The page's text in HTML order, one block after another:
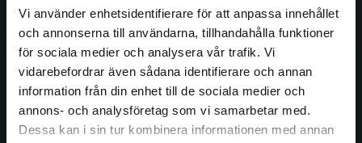
Vi använder enhetsidentifierare för att anpassa innehållet
och annonserna till användarna, tillhandahålla funktioner
för sociala medier och analysera vår trafik. Vi
vidarebefordrar även sådana identifierare och annan
information från din enhet till de sociala medier och
annons- och analysföretag som vi samarbetar med.
Dessa kan i sin tur kombinera informationen med annan
Begränsad fraktregion
informationstjänster i utbudet, finns Studentlitteratur med
längs hela kunskapsresan.
Kontakta oss
Kontakta oss